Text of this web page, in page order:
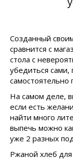
Созданный
сравнится с
стола с
убедиться сами,
На самом деле,
если есть
найти много
выпечь можно
уже 2 разных
Ржаной хлеб